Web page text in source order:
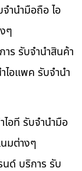
ำนำมือถือ ไอ
ๆ
ร รับจำนำสินค้า
ไอแพค รับจำนำ
ไอที รับจำนำมือ
มต่างๆ
นด์ บริการ รับ